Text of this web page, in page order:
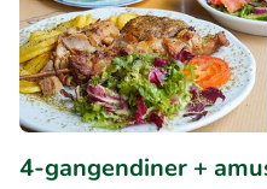
4-gangendiner +